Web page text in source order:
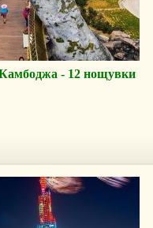
- 12 нощувки